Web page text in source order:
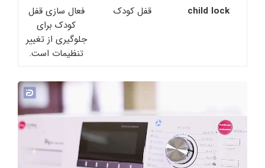
child lock قفل کودک
فعال سازی قفل
کودک برای
جلوگیری از تغییر
تنظیمات است.